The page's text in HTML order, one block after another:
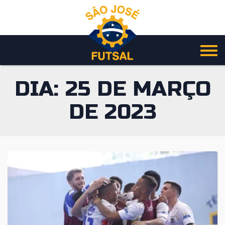
o
DIA: 25 DE MARÇO
DE 2023